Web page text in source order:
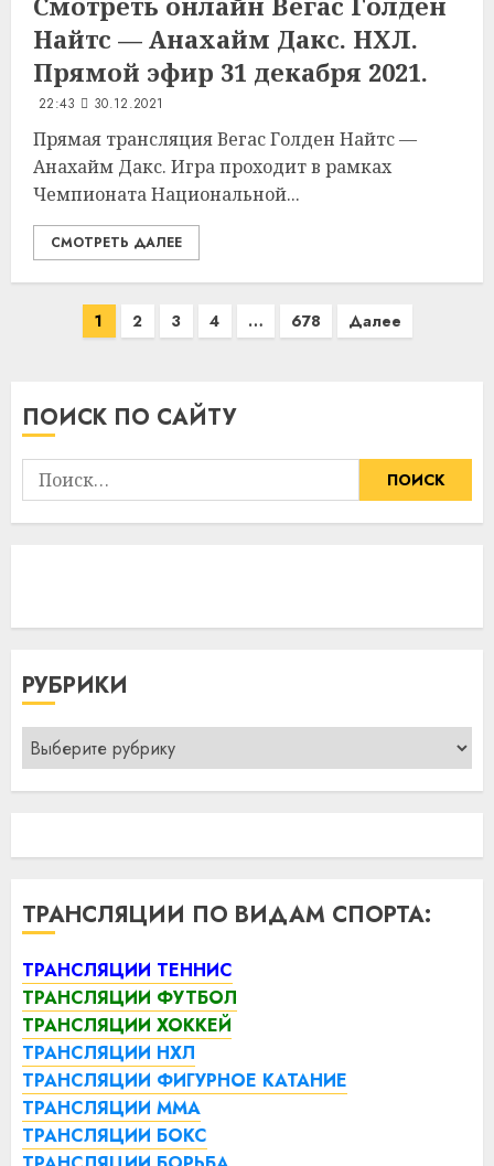
Найтс — Анахайм Дакс. НХЛ.
Прямой эфир 31 декабря 2021.
22:43 30.12.2021
Прямая трансляция Вегас Голден Найтс —
Анахайм Дакс. Игра проходит в рамках
Чемпионата Национальной...
СМОТРЕТЬ ДАЛЕЕ
Пагинация
1 2 3 4 … 678 Далее
ПОИСК ПО САЙТУ
Найти:
РУБРИКИ
Рубрики
ТРАНСЛЯЦИИ ПО ВИДАМ СПОРТА:
ТРАНСЛЯЦИИ ТЕННИС
ТРАНСЛЯЦИИ ФУТБОЛ
ТРАНСЛЯЦИИ ХОККЕЙ
ТРАНСЛЯЦИИ НХЛ
ТРАНСЛЯЦИИ ФИГУРНОЕ КАТАНИЕ
ТРАНСЛЯЦИИ ММА
ТРАНСЛЯЦИИ БОКС